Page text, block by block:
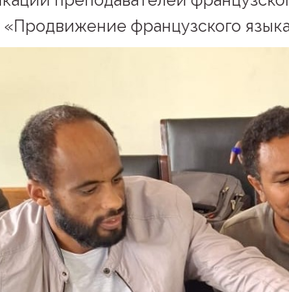
«Продвижение французского